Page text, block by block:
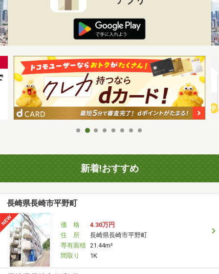
新着!おすすめ
長崎県長崎市平野町
価 格
4.30万円
住 所
長崎県長崎市平野町
専有面積 21.44m²
間取り
1K